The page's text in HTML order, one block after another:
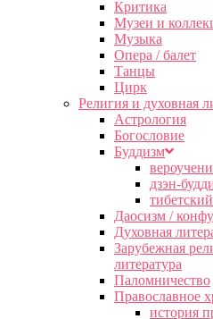
Критика
Музеи и
Музыка
Опера / балет
Танцы
Цирк
Религия и духовная
Астрология
Богословие
Буддизм
дзэн-
Даосизм /
Духовная
Зарубежная
литература
Паломничество
Православное
история